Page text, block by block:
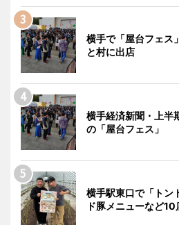
横手で「屋台フェ
と村に出店
横手経済新聞・上半
の「屋台フェス」
横手駅東口で「ト
ド豚メニューなど10